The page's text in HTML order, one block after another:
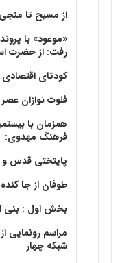
از مسیح تا منجی
«موعود» با
رفت: از حضرت
کودتای
فلوت نوازان عصر
همزمان با
فرهنگ مهدوی:‌
پایتختی قدس
طوفان از جا
بخش اول : بنی
مراسم رونمایی
شبکه چهار